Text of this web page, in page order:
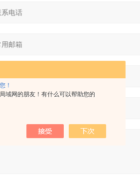
！
域网的朋友！有什么可以帮助您的